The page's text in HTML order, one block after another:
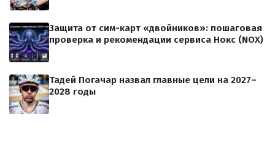
Защита от сим-карт «двойников»: пошаговая
проверка и рекомендации сервиса Нокс (NOX)
Тадей Погачар назвал главные цели на 2027–
2028 годы